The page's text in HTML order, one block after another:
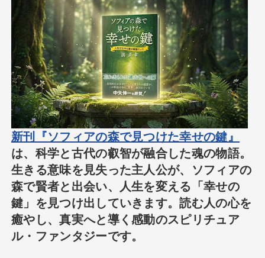
新刊『ソフィアの森で見つけた幸せの鍵』
は、科学と古代の叡智が融合した魂の物語。
生きる意味を見失った主人公が、ソフィアの
森で賢者と出会い、人生を変える「幸せの
鍵」を見つけ出していきます。読む人の心を
癒やし、真実へと導く感動のスピリチュア
ル・ファンタジーです。